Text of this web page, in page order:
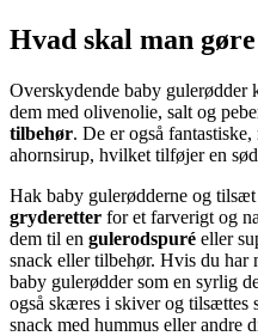
Hvad skal man
Overskydende baby gulerødder
dem med olivenolie, salt og
tilbehør. De er også
ahornsirup, hvilket tilføjer en
Hak baby gulerødderne og
gryderetter for et farverigt og
dem til en gulerodspuré eller
snack eller tilbehør. Hvis du har
baby gulerødder som en syrlig
også skæres i skiver og tilsættes
snack med hummus eller andre